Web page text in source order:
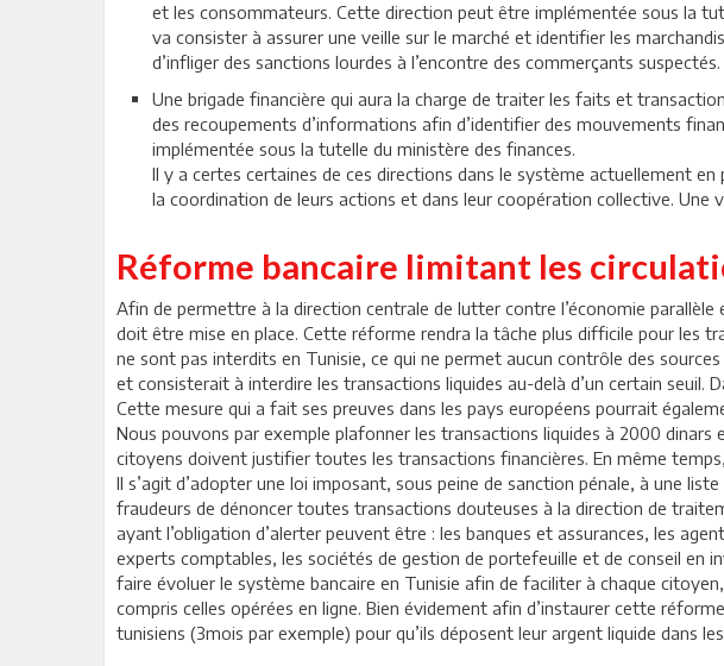
et les consommateurs. Cette direction peut être implémentée sous la
va consister à assurer une veille sur le marché et identifier les
d’infliger des sanctions lourdes à l’encontre des commerçants suspectés.
Une brigade financière qui aura la charge de traiter les faits et
des recoupements d’informations afin d’identifier des mouvements
implémentée sous la tutelle du ministère des finances.
Il y a certes certaines de ces directions dans le système actuellement
la coordination de leurs actions et dans leur coopération collective.
Réforme bancaire limitant les
Afin de permettre à la direction centrale de lutter contre l’économie
doit être mise en place. Cette réforme rendra la tâche plus difficile pour les
ne sont pas interdits en Tunisie, ce qui ne permet aucun contrôle des
et consisterait à interdire les transactions liquides au-delà d’un certain seuil.
Cette mesure qui a fait ses preuves dans les pays européens pourrait
Nous pouvons par exemple plafonner les transactions liquides à 2000
citoyens doivent justifier toutes les transactions financières. En même
Il s’agit d’adopter une loi imposant, sous peine de sanction pénale, à une
fraudeurs de dénoncer toutes transactions douteuses à la direction de
ayant l’obligation d’alerter peuvent être : les banques et assurances, les
experts comptables, les sociétés de gestion de portefeuille et de conseil en
faire évoluer le système bancaire en Tunisie afin de faciliter à chaque
compris celles opérées en ligne. Bien évidement afin d’instaurer cette
tunisiens (3mois par exemple) pour qu’ils déposent leur argent liquide dans